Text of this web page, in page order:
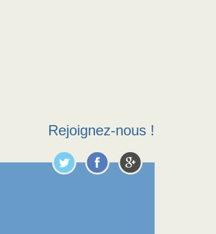
Rejoignez-nous !